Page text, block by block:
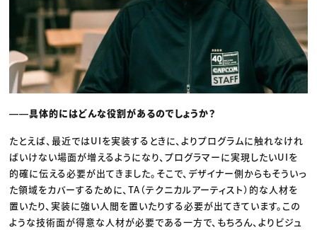
――具体的にはどんな役割があるのでしょうか？
たとえば、最近ではUIを実装するときに、よりプログラムに触れなけれ
ばいけない場面が増えるようになり、プログラマーに実現したいUIを
的確に伝える必要が出てきました。そこで、デザイナー側からもそういっ
た領域をカバーするために、TA（テクニカルアーティスト）的な人材を
置いたり、実装に強い人間を置いたりする必要が出てきています。この
ような技術面が得意な人材が必要である一方で、もちろん、よりビジュ